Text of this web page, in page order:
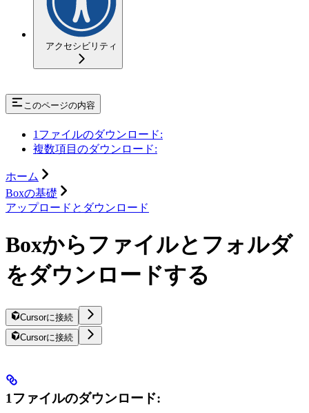
アクセシビリティ
このページの内容
1ファイルのダウンロード:
複数項目のダウンロード:
ホーム
Boxの基礎
アップロードとダウンロード
Boxからファイルとフォルダ
をダウンロードする
Cursorに接続
Cursorに接続
1ファイルのダウンロード: